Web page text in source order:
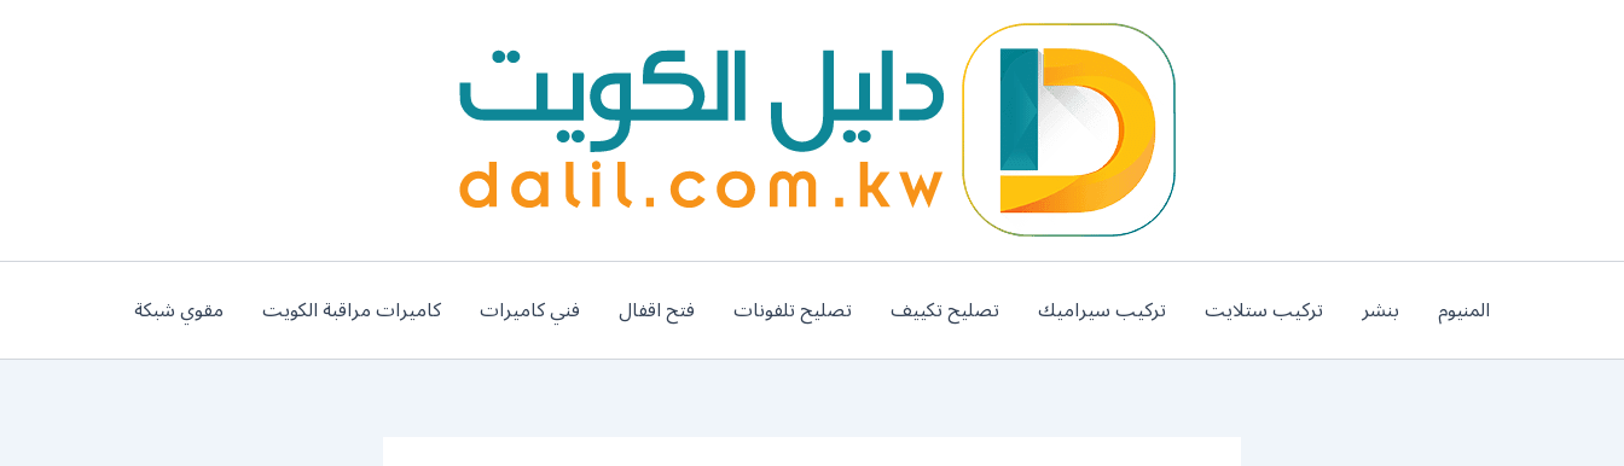
المنيوم بنشر تركيب ستلايت تركيب سيراميك تصليح تكييف تصليح تلفونات فتح اقفال فني كاميرات كاميرات مراقبة الكويت مقوي شبكة